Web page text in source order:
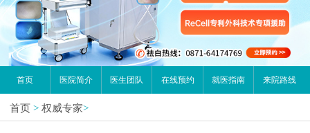
首页 医院简介 医生团队 在线预约 就医指南 来院路线
首页 > 权威专家>